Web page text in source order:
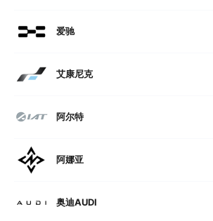
爱驰
艾康尼克
阿尔特
阿娜亚
奥迪AUDI